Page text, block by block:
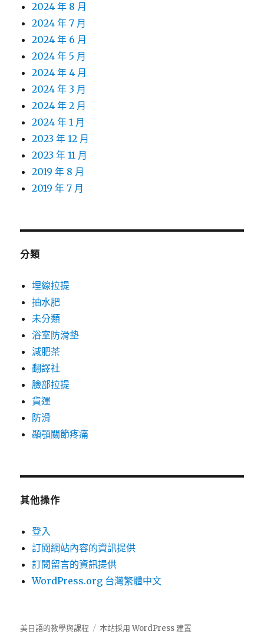
2024 年 8 月
2024 年 7 月
2024 年 6 月
2024 年 5 月
2024 年 4 月
2024 年 3 月
2024 年 2 月
2024 年 1 月
2023 年 12 月
2023 年 11 月
2019 年 8 月
2019 年 7 月
分類
埋線拉提
抽水肥
未分類
浴室防滑墊
減肥茶
翻譯社
臉部拉提
貨運
防滑
顳顎關節疼痛
其他操作
登入
訂閱網站內容的資訊提供
訂閱留言的資訊提供
WordPress.org 台灣繁體中文
美日語的教學與課程 本站採用 WordPress 建置